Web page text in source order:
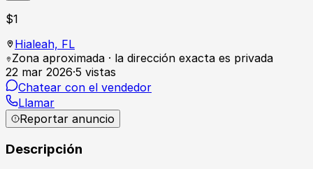
$1
Hialeah, FL
Zona aproximada · la dirección exacta es privada
22 mar 2026·5 vistas
Chatear con el vendedor
Llamar
Reportar anuncio
Descripción